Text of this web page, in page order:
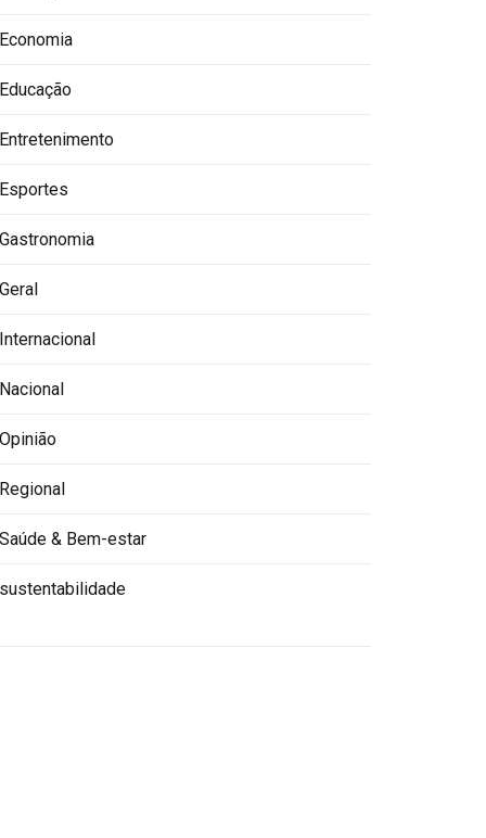
Economia
Educação
Entretenimento
Esportes
Gastronomia
Geral
Internacional
Nacional
Opinião
Regional
Saúde & Bem-estar
sustentabilidade